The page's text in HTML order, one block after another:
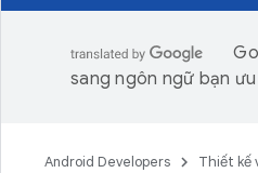
sang ngôn ngữ bạn
Android Developers Thiết kế